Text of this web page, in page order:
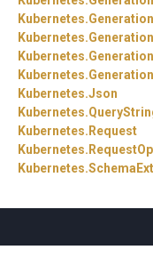
Kubernetes.
Kubernetes.
Kubernetes.
Kubernetes.
Kubernetes.Json
Kubernetes.
Kubernetes. Request
Kubernetes.
Kubernetes.